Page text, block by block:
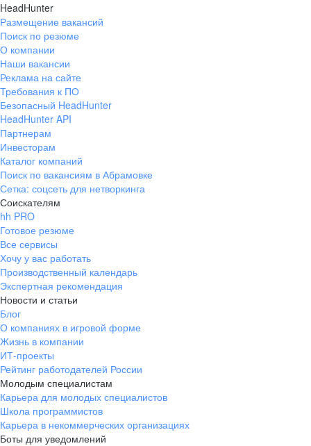
HeadHunter
Размещение вакансий
Поиск по резюме
О компании
Наши вакансии
Реклама на сайте
Требования к ПО
Безопасный HeadHunter
HeadHunter API
Партнерам
Инвесторам
Каталог компаний
Поиск по вакансиям в Абрамовке
Сетка: соцсеть для нетворкинга
Соискателям
hh PRO
Готовое резюме
Все сервисы
Хочу у вас работать
Производственный календарь
Экспертная рекомендация
Новости и статьи
Блог
О компаниях в игровой форме
Жизнь в компании
ИТ-проекты
Рейтинг работодателей России
Молодым специалистам
Карьера для молодых специалистов
Школа программистов
Карьера в некоммерческих организациях
Боты для уведомлений